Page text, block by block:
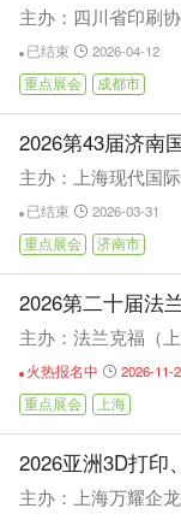
主办：四川省印刷
已结束
2026-04-12
重点展会
成都市
2026第43届济南
主办：上海现代国
已结束
2026-03-31
重点展会
济南市
2026第二十届法
主办：法兰克福（
火热报名中
2026-11-
重点展会
上海
2026亚洲3D打印
主办：上海万耀企